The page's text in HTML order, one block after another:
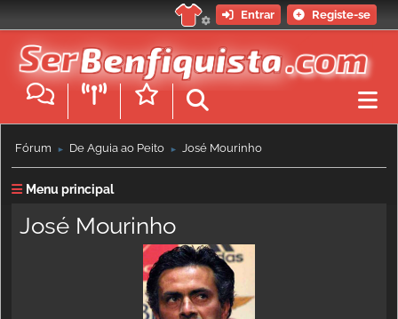
Entrar Registe-se
Fórum ► De Águia ao Peito ► José Mourinho
Menu principal
José Mourinho